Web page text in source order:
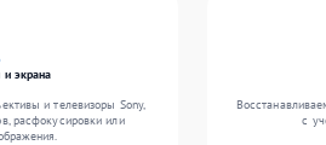
и экрана
и телевизоры Sony,
расфокусировки или
с